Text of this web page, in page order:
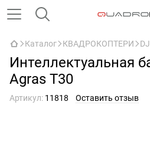
Каталог КВАДРОКОПТЕРИ
Интеллектуальная
Agras T30
Артикул: 11818 Оставить отзыв